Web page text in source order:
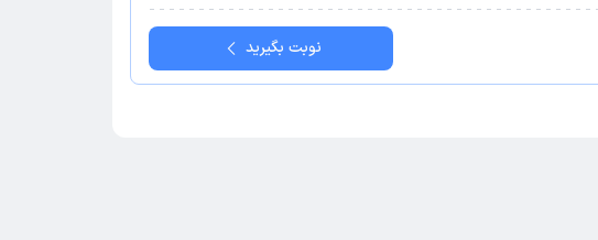
نوبت بگیرید